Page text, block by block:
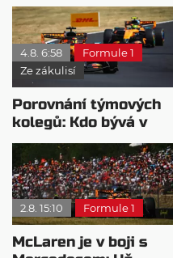
4.8. 6:58
Formule 1
Ze zákulisí
Porovnání týmových
kolegů: Kdo bývá v
sobotu nejrychlejší?
2.8. 15:10 Formule 1
McLaren je v boji s